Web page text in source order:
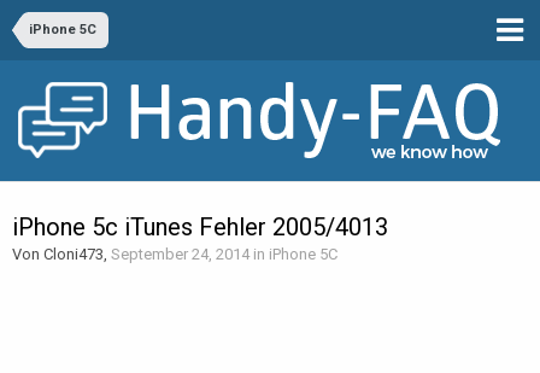
iPhone 5C
iPhone 5c iTunes Fehler 2005/4013
Von Cloni473, September 24, 2014in iPhone 5C